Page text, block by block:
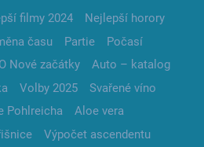
filmy 2024
Nejlepší horory
času Partie
Počasí
Nové začátky
Auto – katalog
Volby 2025
Svařené víno
Pohlreicha
Aloe vera
Výpočet ascendentu